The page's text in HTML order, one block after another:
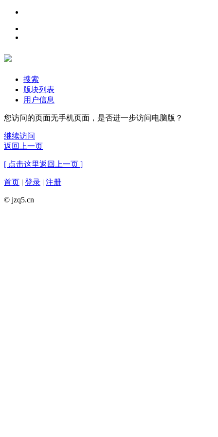
搜索
版块列表
用户信息
您访问的页面无手机页面，是否进一步访问电脑版？
继续访问
返回上一页
[ 点击这里返回上一页 ]
首页 | 登录 | 注册
© jzq5.cn